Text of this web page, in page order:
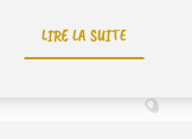
LIRE LA SUITE